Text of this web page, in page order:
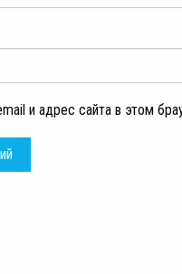
и адрес сайта в этом